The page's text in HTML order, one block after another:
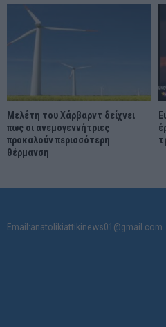
Μελέτη του Χάρβαρντ δείχνει
πως οι ανεμογεννήτριες
προκαλούν περισσότερη
θέρμανση
Email:anatolikiattikinews01@gmail.com